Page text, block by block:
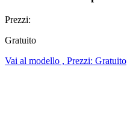
Prezzi:
Gratuito
Vai al modello , Prezzi: Gratuito